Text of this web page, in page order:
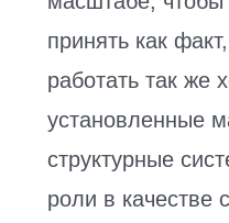
принять как
работать так же
установленные
структурные
роли в качестве